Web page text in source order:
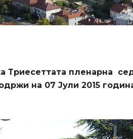
Триесеттата пленарна
на 07 Јули 2015